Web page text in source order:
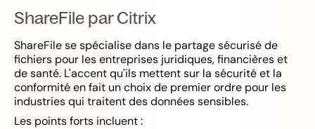
ShareFile par Citrix
ShareFile se spécialise dans le partage sécurisé de
fichiers pour les entreprises juridiques, financières et
de santé. L'accent qu'ils mettent sur la sécurité et la
conformité en fait un choix de premier ordre pour les
industries qui traitent des données sensibles.
Les points forts incluent :